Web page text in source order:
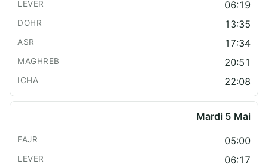
06:19
13:35
17:34
20:51
22:08
Mardi 5 Mai
05:00
06:17